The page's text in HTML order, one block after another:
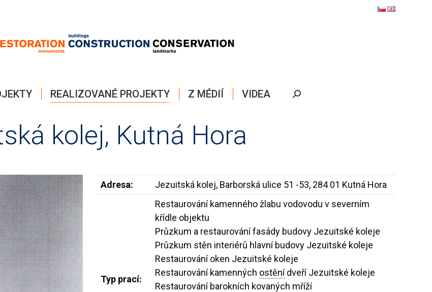
REALIZOVANÉ PROJEKTY Z MÉDIÍ VIDEA Search:
kolej, Kutná Hora
Adresa: Jezuitská kolej, Barborská ulice 51 -53, 284 01 Kutná Hora
Typ prací:
Restaurování kamenného žlabu vodovodu v severním
křídle objektu
Průzkum a restaurování fasády budovy Jezuitské koleje
Průzkum stěn interiérů hlavní budovy Jezuitské koleje
Restaurování oken Jezuitské koleje
Restaurování kamenných ostěnídveří Jezuitské koleje
Restaurování barokních kovaných mříží